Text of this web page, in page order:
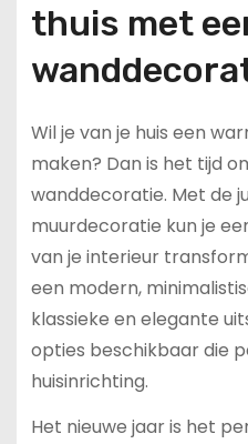
thuis met
Wil je van je huis een
maken? Dan is het tijd
wanddecoratie. Met de
muurdecoratie kun je
van je interieur
een modern,
klassieke en elegante
opties beschikbaar die
huisinrichting.
Het nieuwe jaar is het